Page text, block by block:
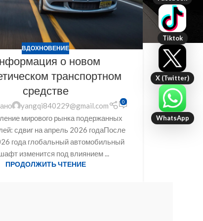
ВДОХНОВЕНИЕ
о новом
транспортном
средстве
yangqi840229@gmail.com 0
мирового рынка подержанных
сдвиг на апрель 2026 годаПосле
года глобальный автомобильный
изменится под влиянием ...
ПРОДОЛЖИТЬ ЧТЕНИЕ
Tiktok
X (Twitter)
WhatsApp